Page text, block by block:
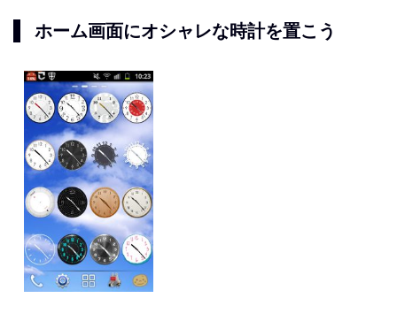
ホーム画面にオシャレな時計を置こう